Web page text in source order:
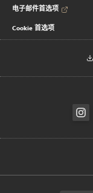
电子邮件首选项
Cookie 首选项